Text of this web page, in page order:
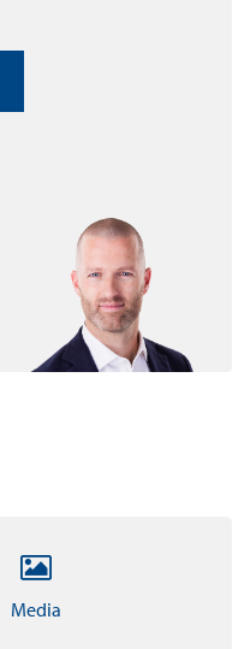
Je hebt één of
alle denkbare
onderwijs,
Amstelplein en
Media